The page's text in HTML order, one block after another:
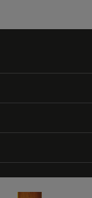
Üzlet kereső
Inspiráció
Hozzáférhetőség
Dulux